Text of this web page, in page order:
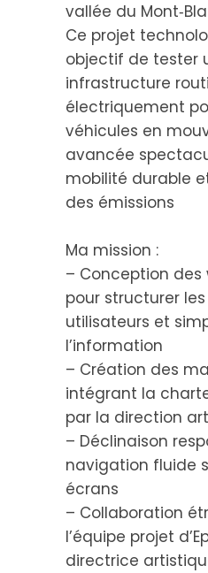
vallée du
Ce projet
objectif de tester
infrastructure
électriquement
véhicules en
avancée
mobilité durable
des émissions
Ma mission :
– Conception des
pour structurer
utilisateurs et
l’information
– Création des
intégrant la
par la direction
– Déclinaison
navigation fluide
écrans
– Collaboration
l’équipe projet
directrice